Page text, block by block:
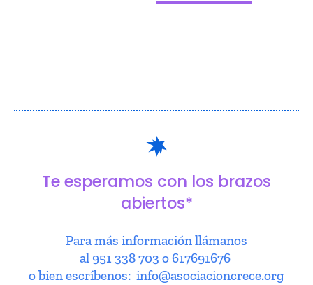
Te esperamos con los brazos
abiertos*
Para más información llámanos
al 951 338 703 o 617691676
o bien escríbenos: info@asociacioncrece.org